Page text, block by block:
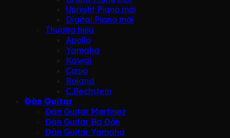
Upright Piano mới
Digital Piano mới
Thương hiệu
Apollo
Yamaha
Kawai
Casio
Roland
C.Bechstein
Đàn Guitar
Đàn Guitar Martinez
Đàn Guitar Ba Đờn
Đàn Guitar Yamaha